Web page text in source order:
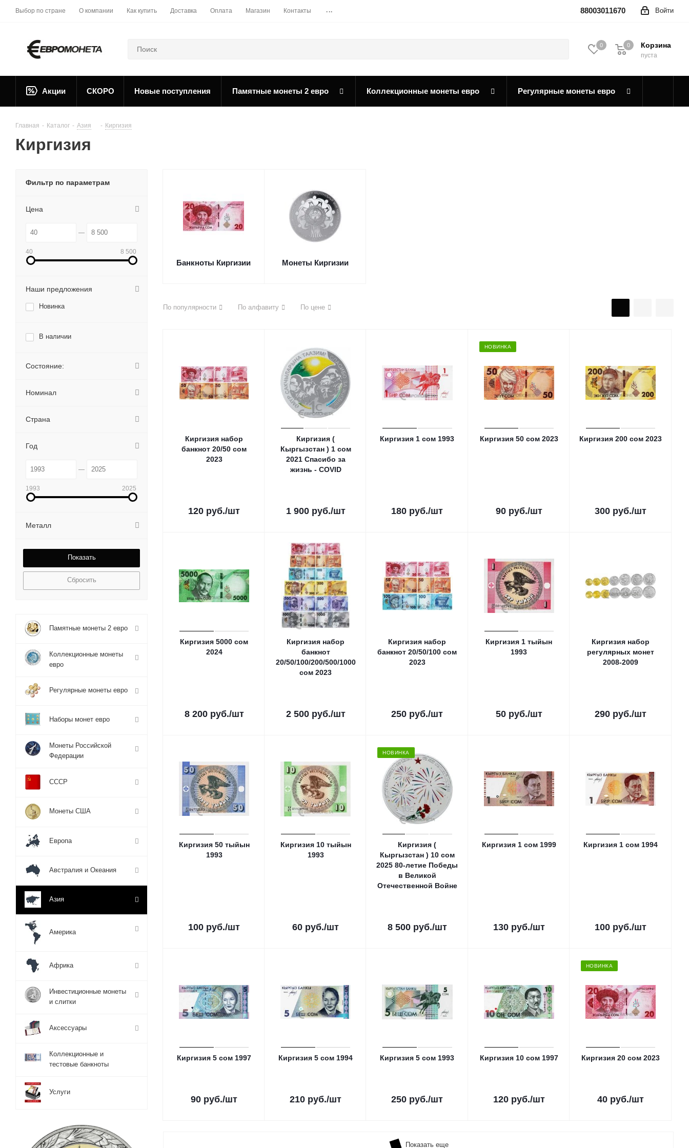
Выбор по стране О компании Как купить Доставка Оплата Магазин Контакты ... Войти
88003011670
0 Корзина
0
пуста
0
Акции СКОРО Новые поступления Памятные монеты 2 евро Коллекционные монеты евро Регулярные монеты евро
Главная - Каталог - Азия - Киргизия
Киргизия
Банкноты Киргизии Монеты Киргизии
По популярности По алфавиту По цене
Киргизия набор
банкнот 20/50 сом
2023
120 руб./шт
Киргизия (
Кыргызстан ) 1 сом
2021 Спасибо за
жизнь - COVID
1 900руб./шт
Киргизия 1 сом 1993
180 руб./шт
НОВИНКА
Киргизия 50 сом 2023
90руб./шт
Киргизия 200 сом 2023
300руб./шт
Киргизия 5000 сом
2024
8 200руб./шт
Киргизия набор
банкнот
20/50/100/200/500/1000
сом 2023
2 500руб./шт
Киргизия набор
банкнот 20/50/100 сом
2023
250 руб./шт
Киргизия 1 тыйын
1993
50руб./шт
Киргизия набор
регулярных монет
2008-2009
290руб./шт
Киргизия 50 тыйын
1993
100 руб./шт
Киргизия 10 тыйын
1993
60 руб./шт
НОВИНКА
Киргизия (
Кыргызстан ) 10 сом
2025 80-летие Победы
в Великой
Отечественной Войне
8 500руб./шт
Киргизия 1 сом 1999
130руб./шт
Киргизия 1 сом 1994
100руб./шт
Киргизия 5 сом 1997
90 руб./шт
Киргизия 5 сом 1994
210 руб./шт
Киргизия 5 сом 1993
250 руб./шт
Киргизия 10 сом 1997
120руб./шт
НОВИНКА
Киргизия 20 сом 2023
40руб./шт
Показать еще
Фильтр по параметрам
Цена
40 8 500
Наши предложения
Новинка
В наличии
Состояние:
Номинал
Страна
Год
1993 2025
Металл
Сбросить
Памятные монеты 2 евро
Коллекционные монеты
евро
Регулярные монеты евро
Наборы монет евро
Монеты Российской
Федерации
СССР
Монеты США
Европа
Австралия и Океания
Азия
Америка
Африка
Инвестиционные монеты
и слитки
Аксессуары
Коллекционные и
тестовые банкноты
Услуги